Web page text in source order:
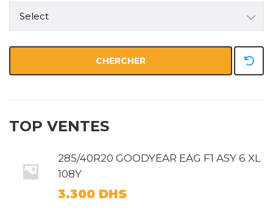
Select
CHERCHER
TOP VENTES
285/40R20 GOODYEAR EAG F1 ASY 6 XL
108Y
3.300 DHS